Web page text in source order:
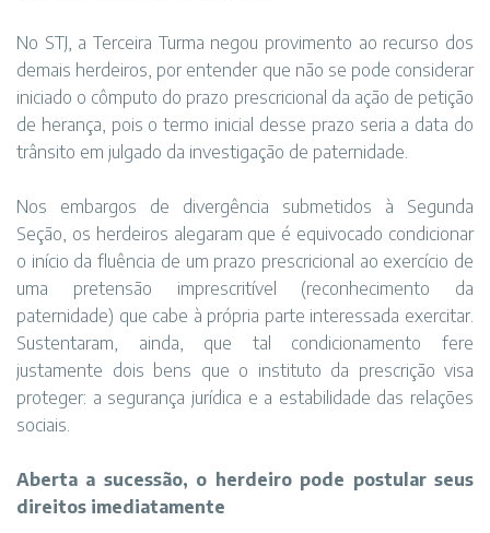
No STJ, a Terceira Turma negou provimento ao recurso dos
demais herdeiros, por entender que não se pode considerar
iniciado o cômputo do prazo prescricional da ação de petição
de herança, pois o termo inicial desse prazo seria a data do
trânsito em julgado da investigação de paternidade.
Nos embargos de divergência submetidos à Segunda
Seção, os herdeiros alegaram que é equivocado condicionar
o início da fluência de um prazo prescricional ao exercício de
uma pretensão imprescritível (reconhecimento da
paternidade) que cabe à própria parte interessada exercitar.
Sustentaram, ainda, que tal condicionamento fere
justamente dois bens que o instituto da prescrição visa
proteger: a segurança jurídica e a estabilidade das relações
sociais.
Aberta a sucessão, o herdeiro pode postular seus
direitos imediatamente